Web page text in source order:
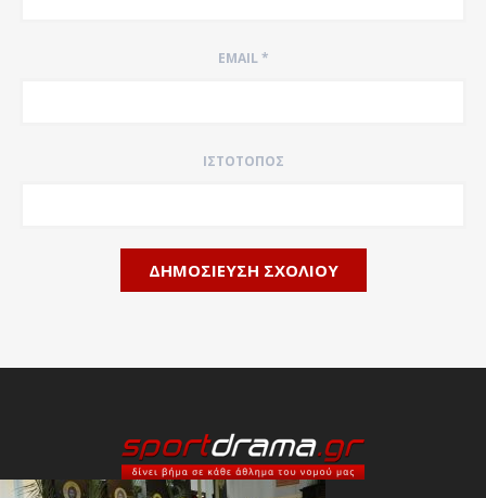
EMAIL*
ΙΣΤΌΤΟΠΟΣ